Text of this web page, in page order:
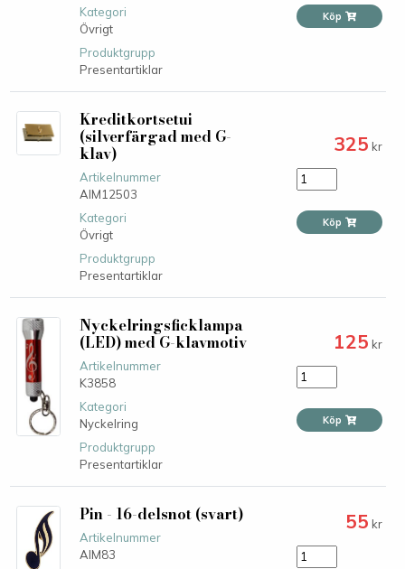
Kategori
Övrigt
Produktgrupp
Presentartiklar
Köp
Kreditkortsetui
(silverfärgad med G-
klav)
Artikelnummer
AIM12503
Kategori
Övrigt
Produktgrupp
Presentartiklar
325 kr
Köp
Nyckelringsficklampa
(LED) med G-klavmotiv
Artikelnummer
K3858
Kategori
Nyckelring
Produktgrupp
Presentartiklar
125 kr
Köp
Pin - 16-delsnot (svart)
Artikelnummer
AIM83
55 kr